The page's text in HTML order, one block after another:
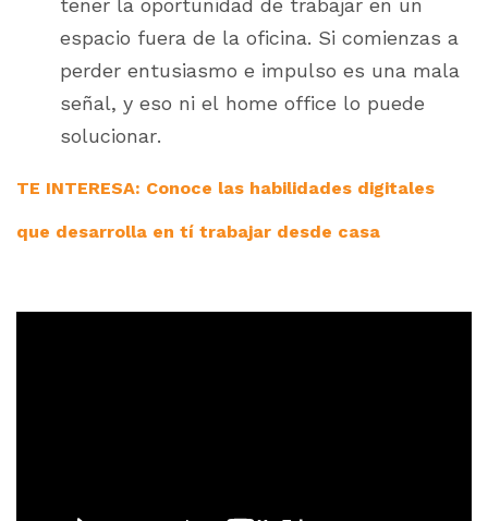
tener la oportunidad de trabajar en un
espacio fuera de la oficina. Si comienzas a
perder entusiasmo e impulso es una mala
señal, y eso ni el home office lo puede
solucionar.
TE INTERESA: Conoce las habilidades digitales
que desarrolla en tí trabajar desde casa